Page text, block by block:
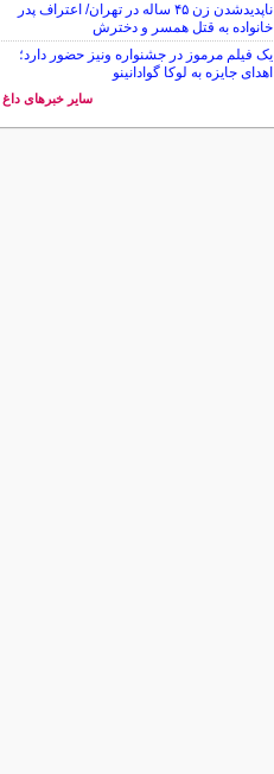
ناپدیدشدن زن ۴۵ ساله در تهران/ اعتراف پدر
خانواده به قتل همسر و دخترش
یک فیلم مرموز در جشنواره ونیز حضور دارد؛
اهدای جایزه به لوکا گوادانینو
سایر خبرهای